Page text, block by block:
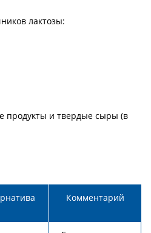
лактозы:
продукты и твердые сыры (в
Комментарий